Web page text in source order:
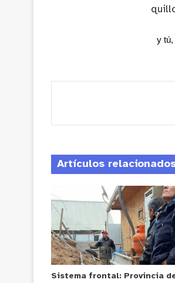
y tú,
Artículos
Sistema frontal: Provincia